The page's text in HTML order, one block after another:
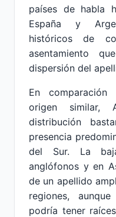
países de habla
España y
históricos de
asentamiento
dispersión del
En
origen similar,
distribución
presencia
del Sur. La
anglófonos y en
de un apellido
regiones,
podría tener